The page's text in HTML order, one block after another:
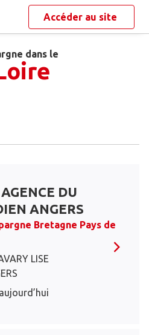
Accéder au site
dans le
DU
ANGERS
Bretagne Pays de
LISE